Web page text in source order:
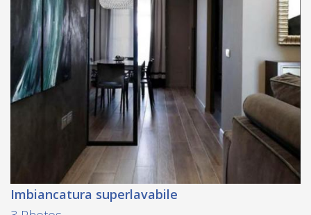
Imbiancatura superlavabile